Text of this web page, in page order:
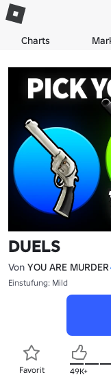
Charts
DUELS
Von YOU ARE MURDER
Einstufung: Mild
Favorit 49K+